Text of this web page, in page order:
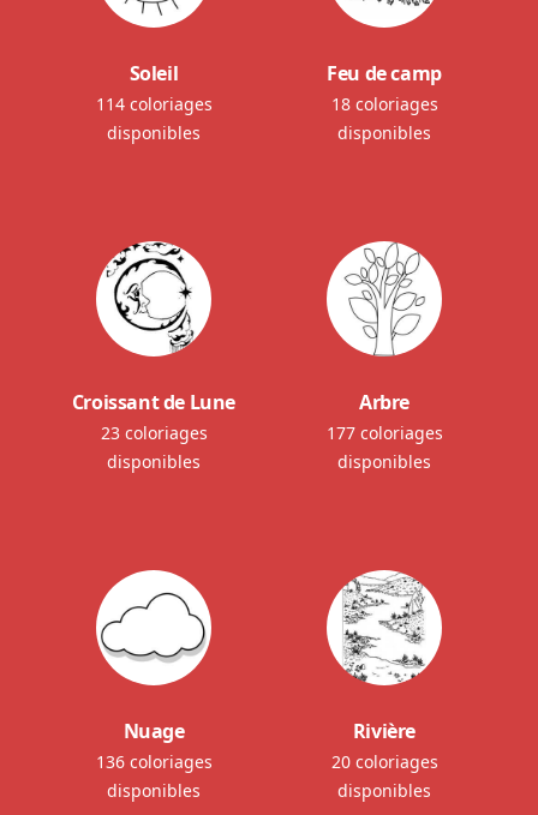
Soleil
114 coloriages
disponibles
Feu de camp
18 coloriages
disponibles
Croissant de Lune
23 coloriages
disponibles
Arbre
177 coloriages
disponibles
Nuage
136 coloriages
disponibles
Rivière
20 coloriages
disponibles